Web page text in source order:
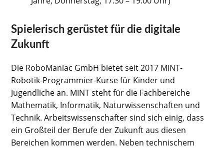
Spielerisch gerüstet für die digitale
Zukunft
Die RoboManiac GmbH bietet seit 2017 MINT-
Robotik-Programmier-Kurse für Kinder und
Jugendliche an. MINT steht für die Fachbereiche
Mathematik, Informatik, Naturwissenschaften und
Technik. Arbeitswissenschafter sind sich einig, dass
ein Großteil der Berufe der Zukunft aus diesen
Bereichen kommen werden. Neben technischem